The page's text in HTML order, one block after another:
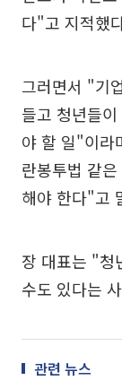
다"고 지적했
그러면서 "기
들고 청년들
야 할 일"이라
란봉투법 같
해야 한다"고
장 대표는 "청
수도 있다는
관련 뉴스